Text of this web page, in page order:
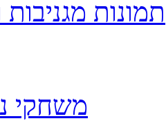
תמונות
משחקי